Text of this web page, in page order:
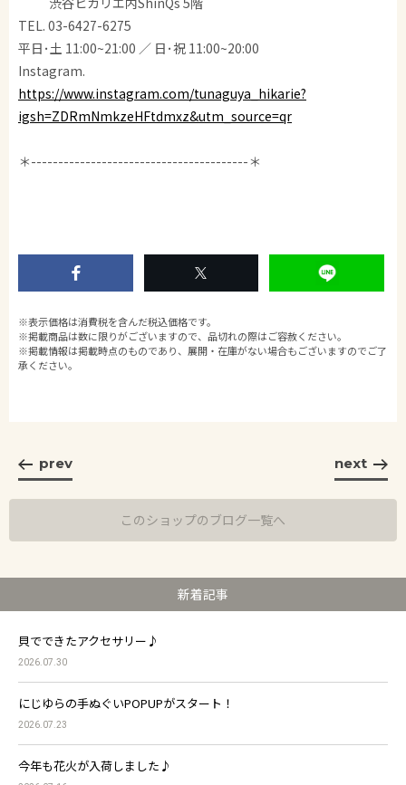
TEL. 03-6427-6275
平日･土 11:00~21:00 ／ 日･祝 11:00~20:00
Instagram.
https://www.instagram.com/tunaguya_hikarie?
igsh=ZDRmNmkzeHFtdmxz&utm_source=qr
＊----------------------------------------＊
※表示価格は消費税を含んだ税込価格です。
※掲載商品は数に限りがございますので、品切れの際はご容赦ください。
※掲載情報は掲載時点のものであり、展開・在庫がない場合もございますのでご了
承ください。
prev next
このショップのブログ一覧へ
新着記事
貝でできたアクセサリー♪
2026.07.30
にじゆらの手ぬぐいPOPUPがスタート！
2026.07.23
今年も花火が入荷しました♪